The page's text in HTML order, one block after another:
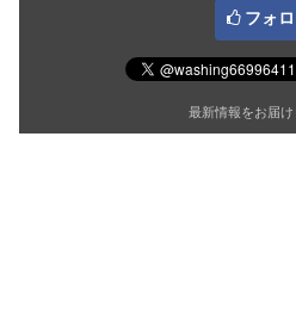
フォ
最新情報をお届け